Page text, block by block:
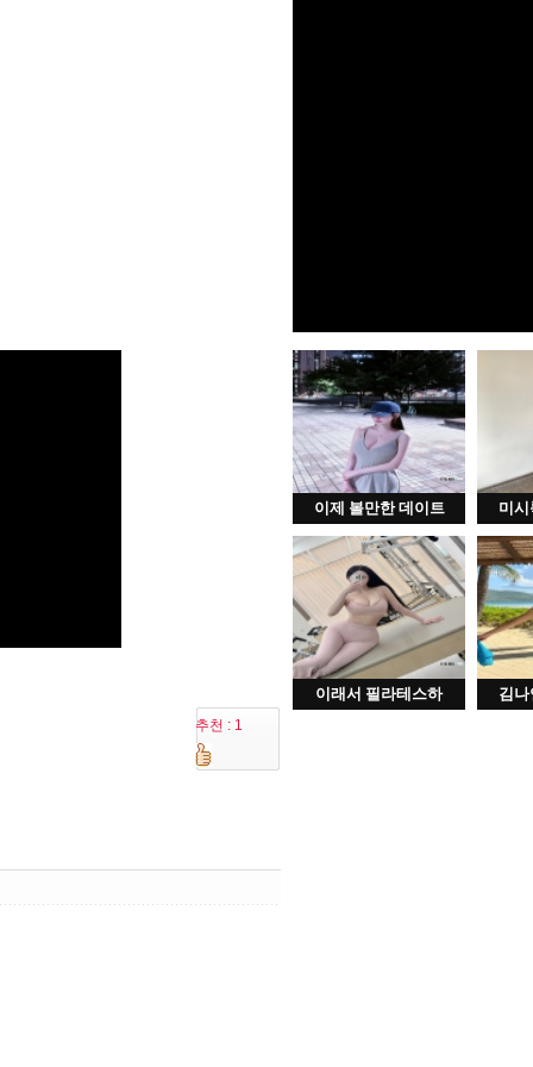
이제 볼만한 데이트 미시
이래서 필라테스하 김나
추천 : 1